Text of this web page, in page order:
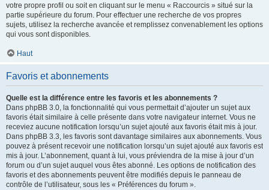
votre propre profil ou soit en cliquant sur le menu « Raccourcis » situé sur la
partie supérieure du forum. Pour effectuer une recherche de vos propres
sujets, utilisez la recherche avancée et remplissez convenablement les options
qui vous sont disponibles.
Haut
Favoris et abonnements
Quelle est la différence entre les favoris et les abonnements ?
Dans phpBB 3.0, la fonctionnalité qui vous permettait d’ajouter un sujet aux
favoris était similaire à celle présente dans votre navigateur internet. Vous ne
receviez aucune notification lorsqu’un sujet ajouté aux favoris était mis à jour.
Dans phpBB 3.3, les favoris sont davantage similaires aux abonnements. Vous
pouvez à présent recevoir une notification lorsqu’un sujet ajouté aux favoris est
mis à jour. L’abonnement, quant à lui, vous préviendra de la mise à jour d’un
forum ou d’un sujet auquel vous êtes abonné. Les options de notification des
favoris et des abonnements peuvent être modifiés depuis le panneau de
contrôle de l’utilisateur, sous les « Préférences du forum ».